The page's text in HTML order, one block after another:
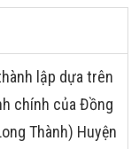
lập dựa trên
chính của Đồng
Thành) Huyện